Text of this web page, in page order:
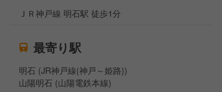
ＪＲ神戸線 明石駅 徒歩1分
最寄り駅
明石 (JR神戸線(神戸～姫路))
山陽明石 (山陽電鉄本線)